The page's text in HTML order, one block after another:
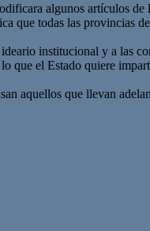
algunos artículos
que todas las provincias
institucional y a las
que el Estado quiere
aquellos que llevan